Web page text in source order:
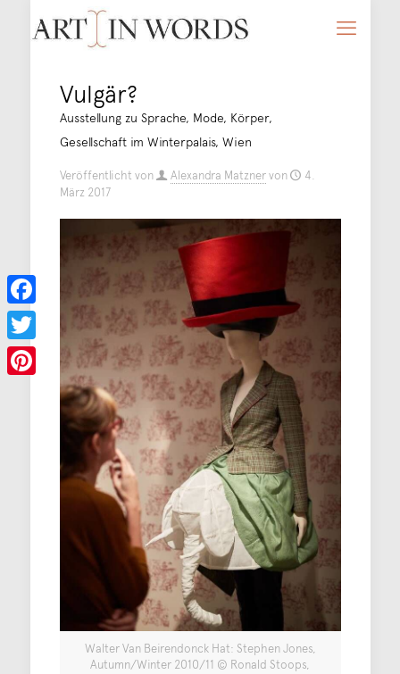
Vulgär?
Ausstellung zu Sprache, Mode, Körper,
Gesellschaft im Winterpalais, Wien
Veröffentlicht von Alexandra Matznervon
4.
März 2017
Walter Van Beirendonck Hat: Stephen Jones,
Autumn/Winter 2010/11 © Ronald Stoops,
Facebook
Twitter